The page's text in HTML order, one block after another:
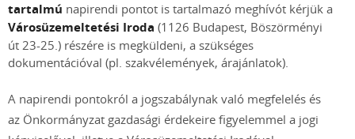
tartalmú napirendi pontot is tartalmazó meghívót kérjük a
Városüzemeltetési Iroda (1126 Budapest, Böszörményi
út 23-25.) részére is megküldeni, a szükséges
dokumentációval (pl. szakvélemények, árajánlatok).
A napirendi pontokról a jogszabálynak való megfelelés és
az Önkormányzat gazdasági érdekeire figyelemmel a jogi